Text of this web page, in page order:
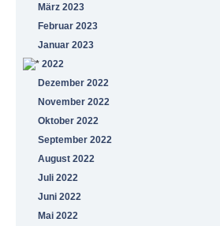
März 2023
Februar 2023
Januar 2023
2022
Dezember 2022
November 2022
Oktober 2022
September 2022
August 2022
Juli 2022
Juni 2022
Mai 2022